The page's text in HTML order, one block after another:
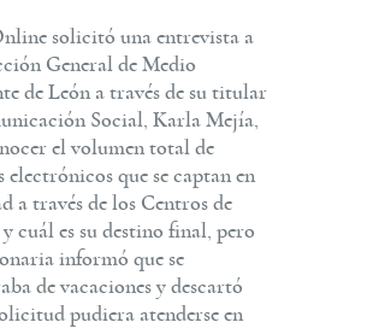
solicitó una entrevista a
General de Medio
de León a través de su titular
Social, Karla Mejía,
el volumen total de
electrónicos que se captan en
a través de los Centros de
cuál es su destino final, pero
informó que se
de vacaciones y descartó
pudiera atenderse en